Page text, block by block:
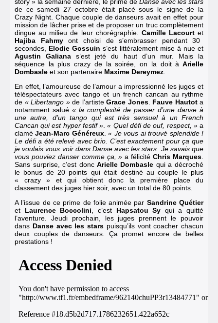
de ce samedi 27 octobre était placé sous le signe de la
Crazy Night. Chaque couple de danseurs avait en effet pour
mission de lâcher prise et de proposer un truc complètement
dingue au milieu de leur chorégraphie. Camille Lacourt et
Hajiba Fahmyont choisi de s’embrasser pendant 30
secondes
Elodie Gossuin s’est littéralement mise à nueet
Agustin Galiana s’est jeté du haut d’un mur. Mais la
séquence la plus crazy de la soirée, on la doit à Arielle
Dombasle et son partenaire Maxime Dereymez
En effet, l’amoureuse de l’amour a impressionné les juges et
téléspectateurs avec tango et un french cancan au rythme
de « Libertango »de l’artisteGrace Jones. Fauve Hautota
notamment salué « la complexité de passer d’une danse à
une autre, d’un tango qui est très sensuel à un French
Cancan qui est hyper festif » « Quel défi de ouf, respect, »a
clamé Jean-Marc Généreux.« Je vous ai trouvé splendide !
Le défi a été relevé avec brio. C’est exactement pour ça que
je voulais vous voir dans Danse avec les stars. Je savais que
vous pouviez danser comme ça, » a félicité Chris Marques
Sans surprise, c’est doncArielle Dombasle qui a décroché
le bonus de 20 points qui était destiné au couple le plus
« crazy » et qui obtient donc la première place du
classement des juges hier soir, avec un total de 80 points.
A l’issue de ce prime de folie animée par Sandrine Quétier
et Laurence Boccolini , c’estHapsatou Sy qui a quitté
l’aventure . Jeudi prochain, les juges prennent le pouvoir
dans Danse avec les stars puisqu’ils vont coacher chacun
deux couples de danseurs. Ça promet encore de belles
prestations !